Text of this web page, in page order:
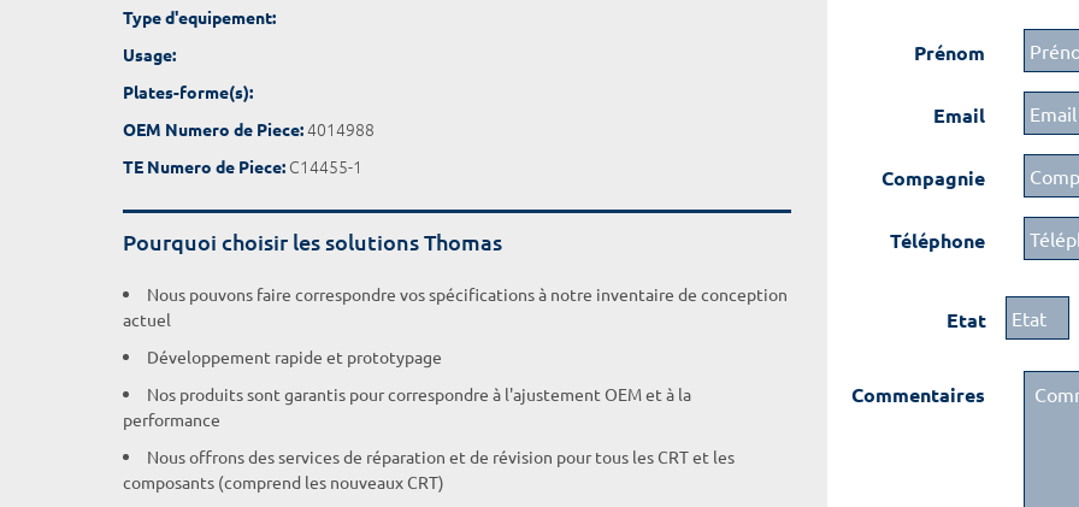
Type d'equipement:
Usage:
Plates-forme(s):
OEM Numero de Piece:4014988
TE Numero de Piece: C14455-1
Pourquoi choisir les solutions Thomas
Nous pouvons faire correspondre vos spécifications à notre inventaire de conception
actuel
Développement rapide et prototypage
Nos produits sont garantis pour correspondre à l'ajustement OEM et à la
performance
Nous offrons des services de réparation et de révision pour tous les CRT et les
composants (comprend les nouveaux CRT)
Prénom
Email
Compagnie
Téléphone
Etat
Commentaires